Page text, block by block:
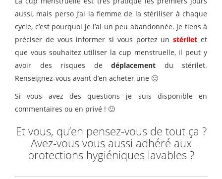
aussi, mais perso j’ai la flemme de la stériliser à chaque
cycle, c’est pourquoi je l’ai un peu abandonnée. Je tiens à
préciser de vous informer si vous portez unstérilet et
que vous souhaitez utiliser la cup menstruelle, il peut y
avoir des risques de déplacement du stérilet.
Renseignez-vous avant d’en acheter une 🙂
Si vous avez des questions je suis disponible en
commentaires ou en privé ! 🙂
Et vous, qu’en pensez-vous de tout ça ?
Avez-vous vous aussi adhéré aux
protections hygiéniques lavables ?